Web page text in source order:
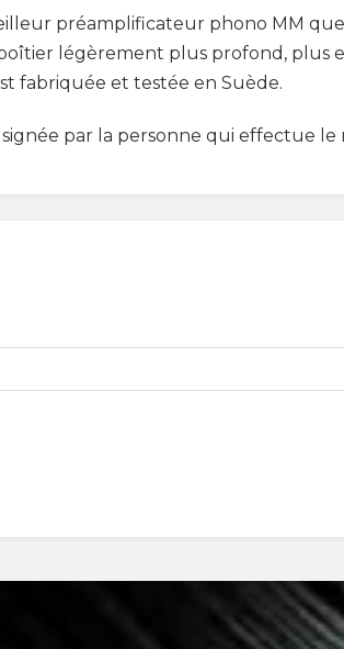
préamplificateur phono MM que
légèrement plus profond, plus
fabriquée et testée en Suède.
par la personne qui effectue le